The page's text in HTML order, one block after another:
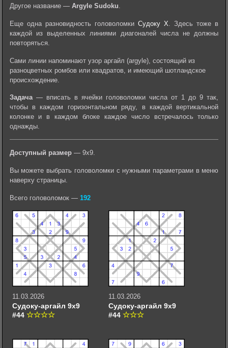
Другое название — Argyle Sudoku.
Еще одна разновидность головоломки Судоку Х. Здесь тоже в
каждой из выделенных линиями диагоналей числа не должны
повторяться.
Сами линии напоминают узор аргайл (argyle), состоящий из
разноцветных ромбов или квадратов, и имеющий шотландское
происхождение.
Задача— вписать в ячейки головоломки числа от 1 до 9 так,
чтобы в каждом горизонтальном ряду, в каждой вертикальной
колонке и в каждом блоке каждое число встречалось только
однажды.
Доступный размер— 9х9.
Вы можете выбрать головоломки с нужными параметрами в меню
наверху страницы.
Всего головоломок — 192
11.03.2026
Судоку-аргайл 9х9
#44
11.03.2026
Судоку-аргайл 9х9
#44